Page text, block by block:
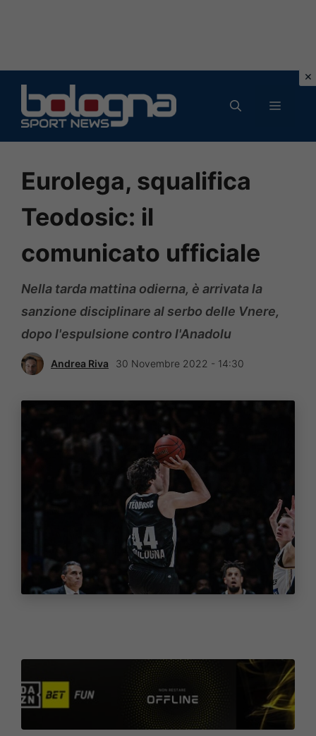
contenuto
MENU
Eurolega, squalifica
Teodosic: il
comunicato ufficiale
Nella tarda mattina odierna, è arrivata la
sanzione disciplinare al serbo delle Vnere,
dopo l'espulsione contro l'Anadolu
Andrea Riva 30 Novembre 2022 - 14:30